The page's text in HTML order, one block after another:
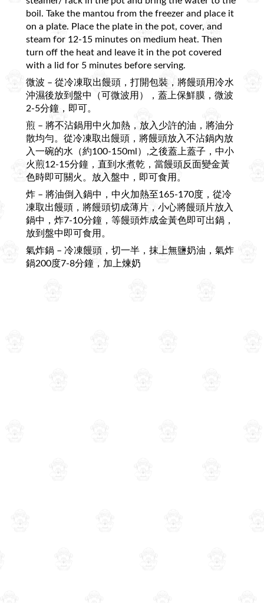
boil. Take the mantou from the freezer and place it
on a plate. Place the plate in the pot, cover, and
steam for 12-15 minutes on medium heat. Then
turn off the heat and leave it in the pot covered
with a lid for 5 minutes before serving.
微波 – 從冷凍取出饅頭，打開包裝，將饅頭用冷水
沖濕後放到盤中（可微波用），蓋上保鮮膜，微波
2-5分鐘，即可。
煎 – 將不沾鍋用中火加熱，放入少許的油，將油分
散均勻。從冷凍取出饅頭，將饅頭放入不沾鍋內放
入一碗的水（約100-150ml）,之後蓋上蓋子，中小
火煎12-15分鐘，直到水煮乾，當饅頭反面變金黃
色時即可關火。放入盤中，即可食用。
炸 – 將油倒入鍋中，中火加熱至165-170度，從冷
凍取出饅頭，將饅頭切成薄片，小心將饅頭片放入
鍋中，炸7-10分鐘，等饅頭炸成金黃色即可出鍋，
放到盤中即可食用。
氣炸鍋 – 冷凍饅頭，切一半，抹上無鹽奶油，氣炸
鍋200度7-8分鐘，加上煉奶